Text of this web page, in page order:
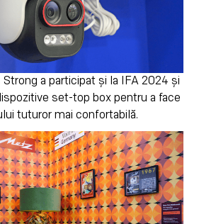
Strong a participat și la IFA 2024 și
set-top box pentru a face
tuturor mai confortabilă.